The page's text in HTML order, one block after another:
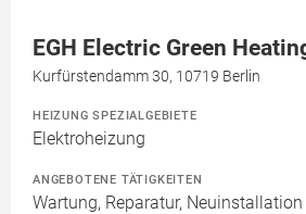
EGH Electric Green
Kurfürstendamm 30, 10719 Berlin
HEIZUNG SPEZIALGEBIETE
Elektroheizung
ANGEBOTENE TÄTIGKEITEN
Wartung, Reparatur,